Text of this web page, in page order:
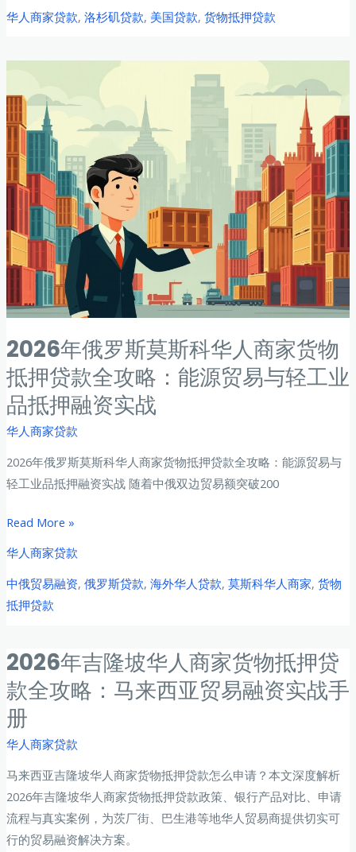
国
杉
华
人
口
贸
商
货
押
贷
款
全
攻
略：
口
城
库
存
担
资
实
战
华人商家贷款, 洛杉矶贷款, 美国贷款, 货物抵押贷款
2026年俄罗斯莫斯科华人商家货物
抵押贷款全攻略：能源贸易与轻工业
品抵押融资实战
华人商家贷款
2026年俄罗斯莫斯科华人商家货物抵押贷款全攻略：能源贸易与
轻工业品抵押融资实战 随着中俄双边贸易额突破200
2026
俄
罗
斯
斯
科
华
人
商
货
物
抵
押
Read More »
华人商家贷款
中俄贸易融资, 俄罗斯贷款, 海外华人贷款, 莫斯科华人商家, 货物
抵押贷款
2026年吉隆坡华人商家货物抵押贷
款全攻略：马来西亚贸易融资实战手
册
华人商家贷款
马来西亚吉隆坡华人商家货物抵押贷款怎么申请？本文深度解析
2026年吉隆坡华人商家货物抵押贷款政策、银行产品对比、申请
流程与真实案例，为茨厂街、巴生港等地华人贸易商提供切实可
行的贸易融资解决方案。